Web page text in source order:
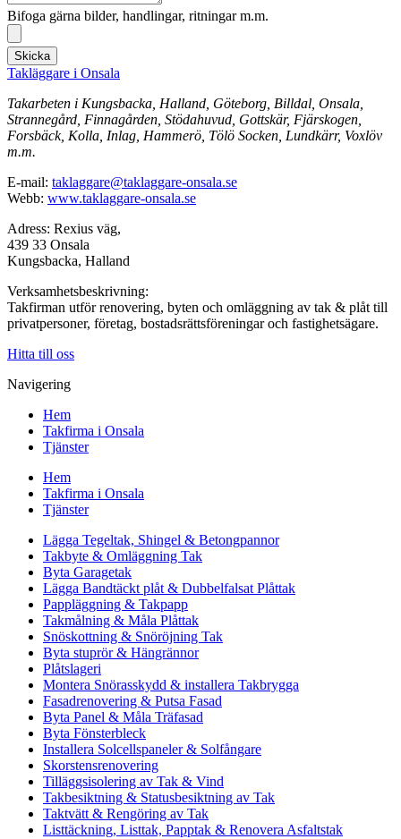
Bifoga gärna bilder, handlingar, ritningar m.m.
Skicka
Takläggare i Onsala
Takarbeten i Kungsbacka, Halland, Göteborg, Billdal, Onsala,
Strannegård, Finnagården, Stödahuvud, Gottskär, Fjärskogen,
Forsbäck, Kolla, Inlag, Hammerö, Tölö Socken, Lundkärr, Voxlöv
m.m.
E-mail: taklaggare@taklaggare-onsala.se
Webb: www.taklaggare-onsala.se
Adress: Rexius väg,
439 33 Onsala
Kungsbacka, Halland
Verksamhetsbeskrivning:
Takfirman utför renovering, byten och omläggning av tak & plåt till
privatpersoner, företag, bostadsrättsföreningar och fastighetsägare.
Hitta till oss
Navigering
Hem
Takfirma i Onsala
Tjänster
Hem
Takfirma i Onsala
Tjänster
Lägga Tegeltak, Shingel & Betongpannor
Takbyte & Omläggning Tak
Byta Garagetak
Lägga Bandtäckt plåt & Dubbelfalsat Plåttak
Pappläggning & Takpapp
Takmålning & Måla Plåttak
Snöskottning & Snöröjning Tak
Byta stuprör & Hängrännor
Plåtslageri
Montera Snörasskydd & installera Takbrygga
Fasadrenovering & Putsa Fasad
Byta Panel & Måla Träfasad
Byta Fönsterbleck
Installera Solcellspaneler & Solfångare
Skorstensrenovering
Tilläggsisolering av Tak & Vind
Takbesiktning & Statusbesiktning av Tak
Taktvätt & Rengöring av Tak
Listtäckning, Listtak, Papptak & Renovera Asfaltstak